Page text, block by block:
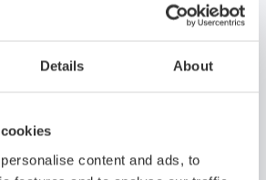
Details About
content and ads, to